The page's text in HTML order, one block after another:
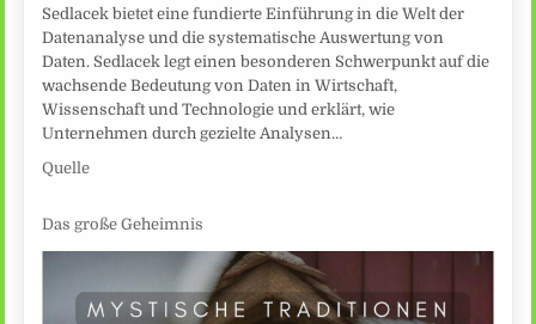
Sedlacek bietet eine fundierte Einführung in die Welt der
Datenanalyse und die systematische Auswertung von
Daten. Sedlacek legt einen besonderen Schwerpunkt auf die
wachsende Bedeutung von Daten in Wirtschaft,
Wissenschaft und Technologie und erklärt, wie
Unternehmen durch gezielte Analysen…
Quelle
Das große Geheimnis